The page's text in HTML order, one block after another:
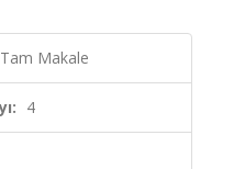
Makale
4